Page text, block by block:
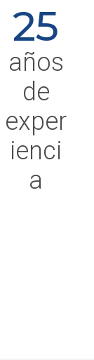
25
años
de
exper
ienci
a